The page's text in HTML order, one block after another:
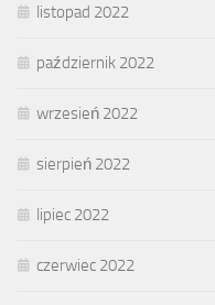
listopad 2022
październik 2022
wrzesień 2022
sierpień 2022
lipiec 2022
czerwiec 2022